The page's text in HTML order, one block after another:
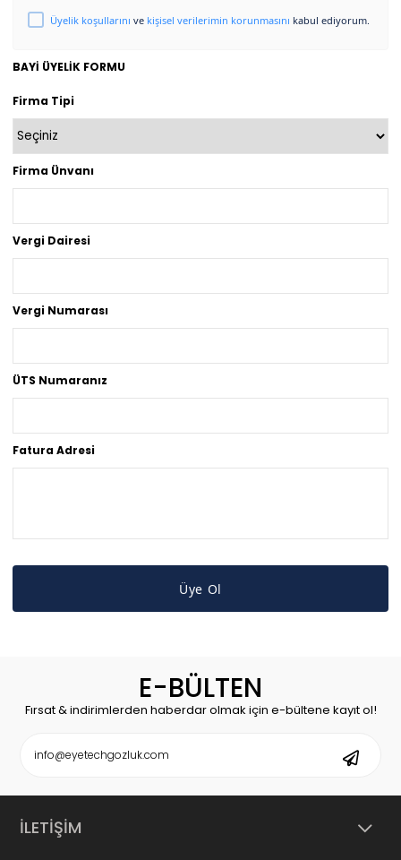
Üyelik koşullarını ve kişisel verilerimin korunmasını kabul ediyorum.
BAYİ ÜYELİK FORMU
Firma Tipi
Firma Ünvanı
Vergi Dairesi
Vergi Numarası
ÜTS Numaranız
Fatura Adresi
Üye Ol
E-BÜLTEN
Fırsat & indirimlerden haberdar olmak için e-bültene kayıt ol!
İLETİŞİM